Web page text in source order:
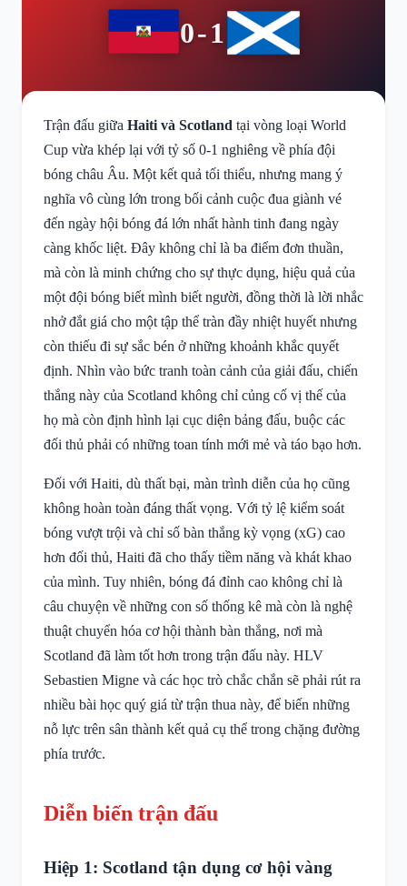
0-1
Trận đấu giữa Haiti và Scotland tại vòng loại World
Cup vừa khép lại với tỷ số 0-1 nghiêng về phía đội
bóng châu Âu. Một kết quả tối thiểu, nhưng mang ý
nghĩa vô cùng lớn trong bối cảnh cuộc đua giành vé
đến ngày hội bóng đá lớn nhất hành tinh đang ngày
càng khốc liệt. Đây không chỉ là ba điểm đơn thuần,
mà còn là minh chứng cho sự thực dụng, hiệu quả của
một đội bóng biết mình biết người, đồng thời là lời nhắc
nhở đắt giá cho một tập thể tràn đầy nhiệt huyết nhưng
còn thiếu đi sự sắc bén ở những khoảnh khắc quyết
định. Nhìn vào bức tranh toàn cảnh của giải đấu, chiến
thắng này của Scotland không chỉ củng cố vị thế của
họ mà còn định hình lại cục diện bảng đấu, buộc các
đối thủ phải có những toan tính mới mẻ và táo bạo hơn.
Đối với Haiti, dù thất bại, màn trình diễn của họ cũng
không hoàn toàn đáng thất vọng. Với tỷ lệ kiểm soát
bóng vượt trội và chỉ số bàn thắng kỳ vọng (xG) cao
hơn đối thủ, Haiti đã cho thấy tiềm năng và khát khao
của mình. Tuy nhiên, bóng đá đỉnh cao không chỉ là
câu chuyện về những con số thống kê mà còn là nghệ
thuật chuyển hóa cơ hội thành bàn thắng, nơi mà
Scotland đã làm tốt hơn trong trận đấu này. HLV
Sebastien Migne và các học trò chắc chắn sẽ phải rút ra
nhiều bài học quý giá từ trận thua này, để biến những
nỗ lực trên sân thành kết quả cụ thể trong chặng đường
phía trước.
Diễn biến trận đấu
Hiệp 1: Scotland tận dụng cơ hội vàng